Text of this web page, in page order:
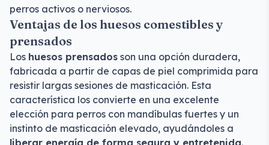
perros activos o nerviosos.
Ventajas de los huesos comestibles y
prensados
Los huesos prensados son una opción duradera,
fabricada a partir de capas de piel comprimida para
resistir largas sesiones de masticación. Esta
característica los convierte en una excelente
elección para perros con mandíbulas fuertes y un
instinto de masticación elevado, ayudándoles a
liberar energía de forma segura y entretenida.